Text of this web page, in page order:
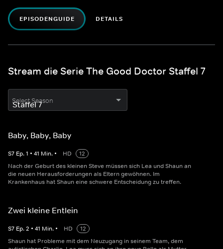
EPISODENGUIDE DETAILS
Stream die Serie The Good Doctor Staffel 7
Select Season
Baby, Baby, Baby
S7 Ep.1 • 41 Min. • HD
12
Nach der Geburt des kleinen Steve müssen sich Lea und Shaun an
die neuen Herausforderungen als Eltern gewöhnen. Im
Krankenhaus hat Shaun eine schwere Entscheidung zu treffen.
Zwei kleine Entlein
S7 Ep.2 • 41 Min. • HD
12
Shaun hat Probleme mit dem Neuzugang in seinem Team, dem